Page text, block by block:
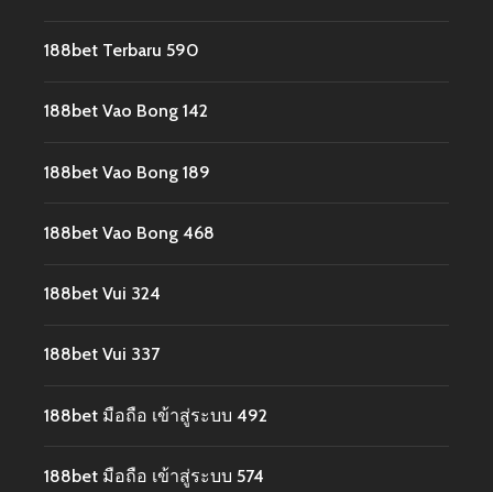
188bet Terbaru 590
188bet Vao Bong 142
188bet Vao Bong 189
188bet Vao Bong 468
188bet Vui 324
188bet Vui 337
188bet มือถือ เข้าสู่ระบบ 492
188bet มือถือ เข้าสู่ระบบ 574